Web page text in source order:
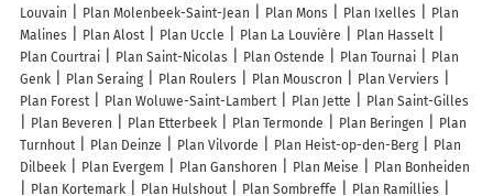
Louvain
Plan Molenbeek-Saint-Jean Plan Mons Plan Ixelles
Plan
Malines
Plan Alost Plan Uccle Plan La Louvière
Plan Hasselt
Plan Courtrai
Plan Saint-Nicolas Plan Ostende Plan Tournai
Plan
Genk
Plan Seraing Plan Roulers Plan Mouscron
Plan Verviers
Plan Forest
Plan Woluwe-Saint-Lambert Plan Jette
Plan Saint-Gilles
Plan Beveren
Plan Etterbeek Plan Termonde Plan Beringen
Plan
Turnhout
Plan Deinze Plan Vilvorde Plan Heist-op-den-Berg
Plan
Dilbeek
Plan Evergem Plan Ganshoren Plan Meise
Plan Bonheiden
Plan Kortemark
Plan Hulshout Plan Sombreffe
Plan Ramillies